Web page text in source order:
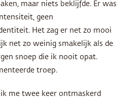
maar niets beklijfde. Er was
geen
Het zag er net zo mooi
net zo weinig smakelijk als de
snoep die ik nooit opat.
troep.
me twee keer ontmaskerd